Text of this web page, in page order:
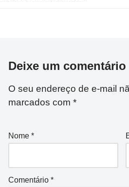
Deixe um comentário
O seu endereço de e-mail
marcados com *
Nome *
Comentário *